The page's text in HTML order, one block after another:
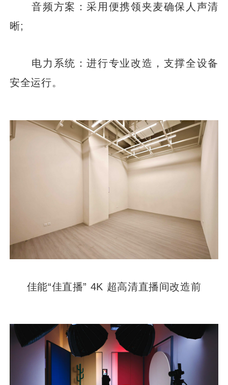
音频方案：采用便携领夹麦确保人声清
晰;
电力系统：进行专业改造，支撑全设备
安全运行。
佳能“佳直播” 4K 超高清直播间改造前